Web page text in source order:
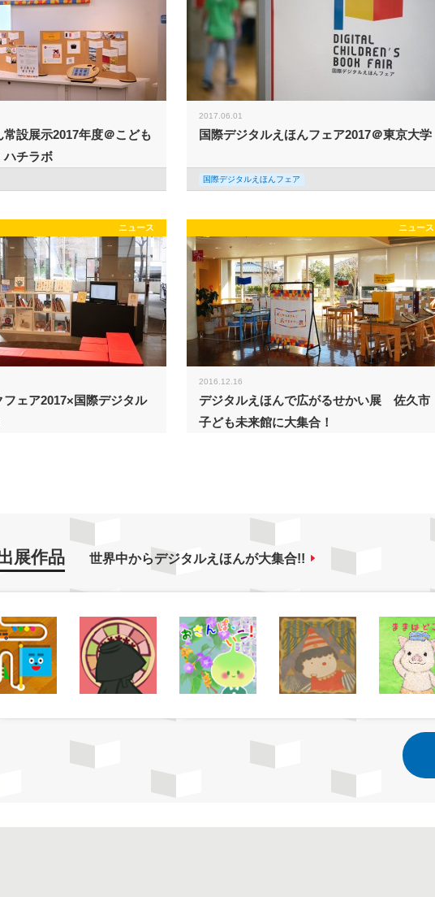
設展示2017年度＠こども
ハチラボ
2017.06.01
国際デジタルえほんフェア2017＠東京大学
国際デジタルえほんフェア
ニュース
フェア2017×国際デジタル
ニュース
2016.12.16
デジタルえほんで広がるせかい展 佐久市
子ども未来館に大集合！
展作品 世界中からデジタルえほんが大集合!!